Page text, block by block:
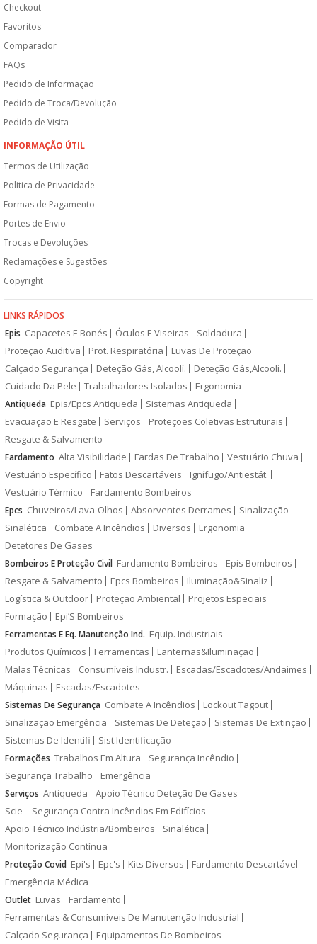
Checkout
Favoritos
Comparador
FAQs
Pedido de Informação
Pedido de Troca/Devolução
Pedido de Visita
INFORMAÇÃO ÚTIL
Termos de Utilização
Politica de Privacidade
Formas de Pagamento
Portes de Envio
Trocas e Devoluções
Reclamações e Sugestões
Copyright
LINKS RÁPIDOS
Epis Capacetes E Bonés Óculos E Viseiras
Soldadura
Proteção Auditiva
Prot. Respiratória
Luvas De Proteção
Calçado Segurança
Deteção Gás, Alcoolí.
Deteção Gás,Alcooli.
Cuidado Da Pele
Trabalhadores Isolados Ergonomia
Antiqueda Epis/Epcs Antiqueda
Sistemas Antiqueda
Evacuação E Resgate
Serviços
Proteções Coletivas Estruturais
Resgate & Salvamento
Fardamento Alta Visibilidade Fardas De Trabalho
Vestuário Chuva
Vestuário Específico
Fatos Descartáveis
Ignífugo/Antiestát.
Vestuário Térmico
Fardamento Bombeiros
Epcs Chuveiros/Lava-Olhos Absorventes Derrames
Sinalização
Sinalética
Combate A Incêndios Diversos
Ergonomia
Detetores De Gases
Bombeiros E Proteção Civil Fardamento Bombeiros
Epis Bombeiros
Resgate & Salvamento
Epcs Bombeiros
Iluminação&Sinaliz
Logística & Outdoor
Proteção Ambiental
Projetos Especiais
Formação
Epi’S Bombeiros
Ferramentas E Eq. Manutenção Ind. Equip. Industriais
Produtos Químicos
Ferramentas
Lanternas&Iluminação
Malas Técnicas
Consumíveis Industr.
Escadas/Escadotes/Andaimes
Máquinas
Escadas/Escadotes
Sistemas De Segurança Combate A Incêndios
Lockout Tagout
Sinalização Emergência
Sistemas De Deteção
Sistemas De Extinção
Sistemas De Identifi
Sist.Identificação
Formações Trabalhos Em Altura
Segurança Incêndio
Segurança Trabalho
Emergência
Serviços Antiqueda
Apoio Técnico Deteção De Gases
Scie – Segurança Contra Incêndios Em Edifícios
Apoio Técnico Indústria/Bombeiros
Sinalética
Monitorização Contínua
Proteção Covid Epi's Epc's Kits Diversos
Fardamento Descartável
Emergência Médica
Outlet Luvas
Fardamento
Ferramentas & Consumíveis De Manutenção Industrial
Calçado Segurança
Equipamentos De Bombeiros